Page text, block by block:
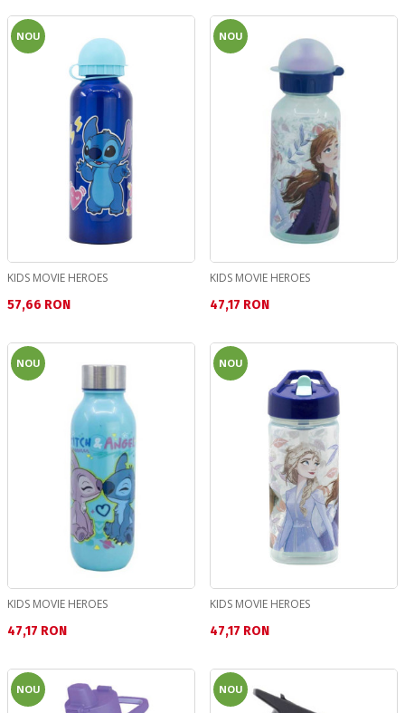
NOU
KIDS MOVIE HEROES
Текуща цена:
57,66 RON
NOU
KIDS MOVIE HEROES
Текуща цена:
47,17 RON
NOU
KIDS MOVIE HEROES
Текуща цена:
47,17 RON
NOU
KIDS MOVIE HEROES
Текуща цена:
47,17 RON
NOU NOU